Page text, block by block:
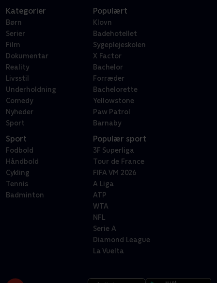
Kategorier
Børn
Serier
Film
Dokumentar
Reality
Livsstil
Underholdning
Comedy
Nyheder
Sport
Populært
Klovn
Badehotellet
Sygeplejeskolen
X Factor
Bachelor
Forræder
Bachelorette
Yellowstone
Paw Patrol
Barnaby
Sport
Fodbold
Håndbold
Cykling
Tennis
Badminton
Populær sport
3F Superliga
Tour de France
FIFA VM 2026
A Liga
ATP
WTA
NFL
Serie A
Diamond League
La Vuelta